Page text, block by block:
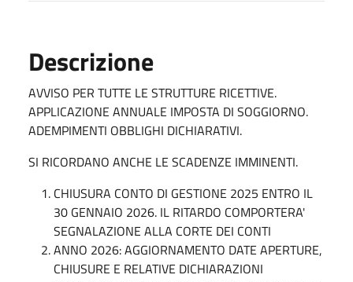
Descrizione
AVVISO PER TUTTE LE STRUTTURE RICETTIVE.
APPLICAZIONE ANNUALE IMPOSTA DI SOGGIORNO.
ADEMPIMENTI OBBLIGHI DICHIARATIVI.
SI RICORDANO ANCHE LE SCADENZE IMMINENTI.
CHIUSURA CONTO DI GESTIONE 2025 ENTRO IL
30 GENNAIO 2026. IL RITARDO COMPORTERA'
SEGNALAZIONE ALLA CORTE DEI CONTI
ANNO 2026: AGGIORNAMENTO DATE APERTURE,
CHIUSURE E RELATIVE DICHIARAZIONI